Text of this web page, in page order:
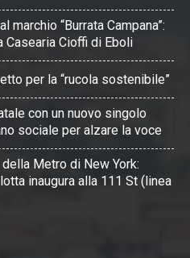
marchio “Burrata Campana”:
Casearia Cioffi di Eboli
per la “rucola sostenibile”
con un nuovo singolo
sociale per alzare la voce
Metro di New York:
inaugura alla 111 St (linea